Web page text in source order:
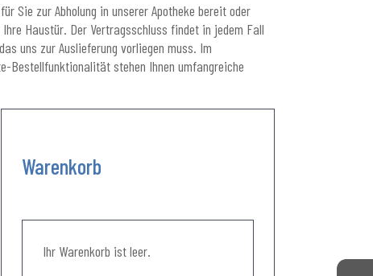
Sie zur Abholung in unserer Apotheke bereit oder
Haustür. Der Vertragsschluss findet in jedem Fall
uns zur Auslieferung vorliegen muss. Im
Bestellfunktionalität stehen Ihnen umfangreiche
Warenkorb
Ihr Warenkorb ist leer.